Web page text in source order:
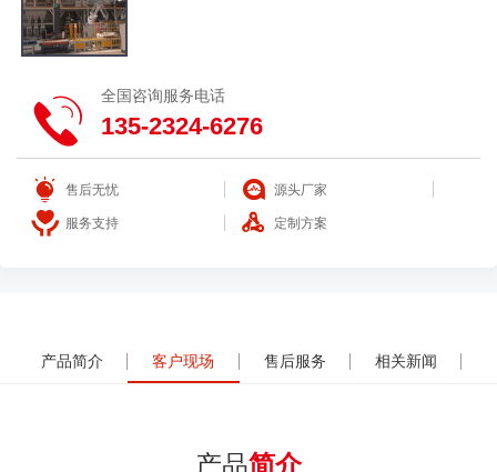
全国咨询服务电话
135-2324-6276
售后无忧 源头厂家
服务支持 定制方案
产品简介 客户现场 售后服务 相关新闻
产品简介